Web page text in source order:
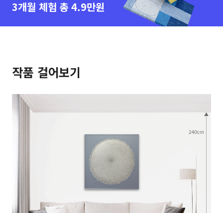
3개월 체험 총 4.9만원
작품 걸어보기